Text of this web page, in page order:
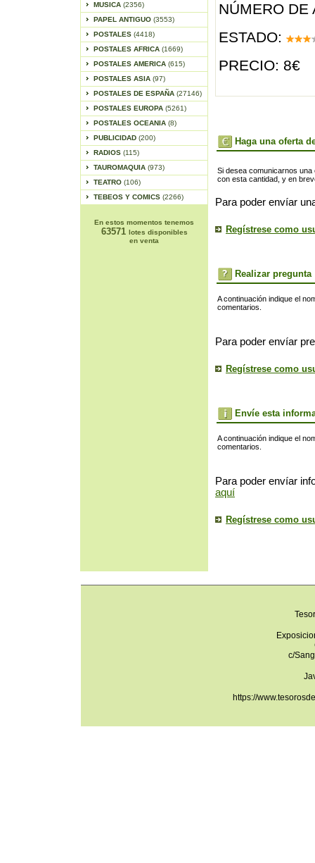
MUSICA (2356)
PAPEL ANTIGUO (3553)
POSTALES (4418)
POSTALES AFRICA (1669)
POSTALES AMERICA (615)
POSTALES ASIA (97)
POSTALES DE ESPAÑA (27146)
POSTALES EUROPA (5261)
POSTALES OCEANIA (8)
PUBLICIDAD (200)
RADIOS (115)
TAUROMAQUIA (973)
TEATRO (106)
TEBEOS Y COMICS (2266)
En estos momentos tenemos
63571 lotes disponibles
en venta
NÚMERO DE
ESTADO:
PRECIO: 8€
Haga una oferta
Si desea comunicarnos
con esta cantidad, y en
Para poder envíar
Regístrese como
Realizar pregunta
A continuación indique el
comentarios.
Para poder envíar
Regístrese como
Envíe esta
A continuación indique el
comentarios.
Para poder envíar
aquí
Regístrese como
c/
https://